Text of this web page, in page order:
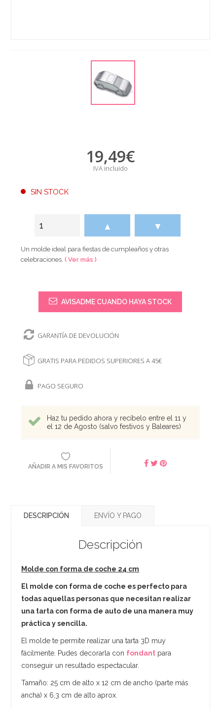
19,49€
IVA incluido
SIN STOCK
▲ ▼
Un molde ideal para fiestas de cumpleaños y otras
celebraciones.( Ver más )
AVISADME CUANDO HAYA STOCK
GARANTÍA DE DEVOLUCIÓN
GRATIS PARA PEDIDOS SUPERIORES A 45€
PAGO SEGURO
Haz tu pedido ahora y recíbelo entre el 11 y
el 12 de Agosto (salvo festivos y Baleares)
AÑADIR A MIS FAVORITOS
DESCRIPCIÓN ENVÍO Y PAGO
Descripción
Molde con forma de coche 24 cm
El molde con forma de coche es perfecto para
todas aquellas personas que necesitan realizar
una tarta con forma de auto de una manera muy
práctica y sencilla.
El molde te permite realizar una tarta 3D muy
fácilmente. Pudes decorarla con fondant para
conseguir un resultado espectacular.
Tamaño: 25 cm de alto x 12 cm de ancho (parte más
ancha) x 6,3 cm de alto aprox.